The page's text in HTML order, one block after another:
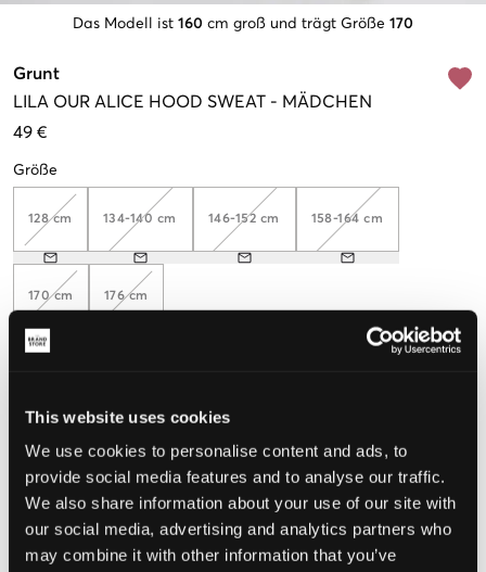
This website uses cookies
We use cookies to personalise content and ads, to
provide social media features and to analyse our traffic.
We also share information about your use of our site with
our social media, advertising and analytics partners who
may combine it with other information that you’ve
Das Modell ist 160 cm groß und trägt Größe 170
Grunt
LILA OUR ALICE HOOD SWEAT - MÄDCHEN
49 €
Größe
128 cm 134-140 cm 146-152 cm 158-164 cm
170 cm 176 cm
GRÖSSENBERATER
WÄHLEN SIE EINE GRÖSSE